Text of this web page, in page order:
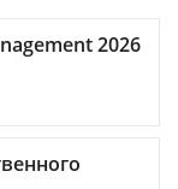
2026